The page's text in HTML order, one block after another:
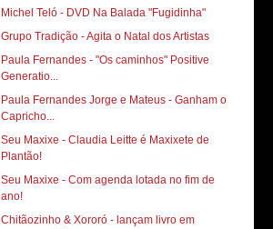
Michel Teló - DVD Na Balada "Fugidinha"
Grupo Tradição - Agita o Natal dos Artistas
Paula Fernandes - "Os caminhos" Positive
Generatio...
Paula Fernandes Jorge e Mateus - Ganham o
Capricho...
Seu Maxixe - Claudia Leitte é Maxixete de
Plantão!‏
Seu Maxixe - Com agenda lotada no fim de
ano!‏
Chitãozinho & Xororó - lançam livro em